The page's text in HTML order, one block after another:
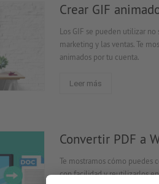
Crear GIF
Los GIF se pueden utilizar
marketing y las ventas. Te
animados por tu cuenta.
Leer más
Convertir PDF a
Te mostramos cómo puedes
con facilidad y reutilizarlos